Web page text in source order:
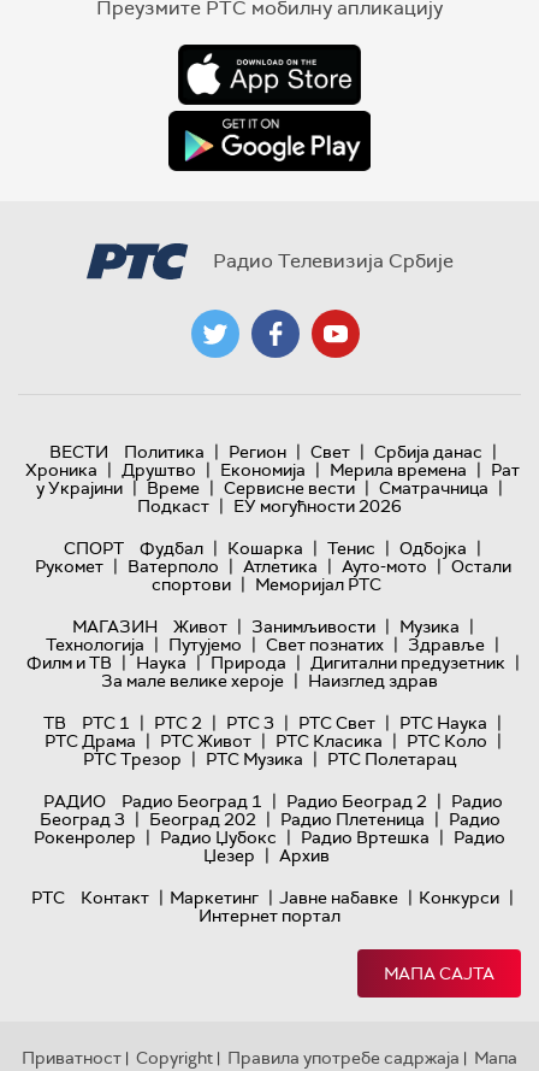
Преузмите РТС мобилну апликацију
Радио Телевизија Србије
ВЕСТИ Политика | Регион | Свет | Србија данас |
Хроника | Друштво | Економија | Мерила времена | Рат
у Украјини | Време | Сервисне вести | Сматрачница |
Подкаст | ЕУ могућности 2026
СПОРТ
Фудбал | Кошарка | Тенис | Одбојка |
Рукомет | Ватерполо | Атлетика | Ауто-мото | Остали
спортови | Меморијал РТС
МАГАЗИН
Живот | Занимљивости | Музика |
Технологијa | Путујемо | Свет познатих | Здравље |
Филм и ТВ | Наука | Природа | Дигитални предузетник |
За мале велике хероје | Наизглед здрав
ТВ
РТС 1 | РТС 2 | РТС 3 | РТС Свет | РТС Наука |
РТС Драма | РТС Живот | РТС Класика | РТС Коло |
РТС Трезор | РТС Музика | РТС Полетарац
РАДИО
Радио Београд 1 | Радио Београд 2 | Радио
Београд 3 | Београд 202 | Радио Плетеница | Радио
Рокенролер | Радио Џубокс | Радио Вртешка | Радио
Џезер | Архив
РТС
Контакт | Маркетинг | Јавне набавке | Конкурси |
Интернет портал
МАПА САЈТА
Приватност | Copyright | Правила употребе садржаја | Мапа